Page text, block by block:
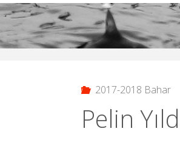
2017-2018 Bahar
Pelin